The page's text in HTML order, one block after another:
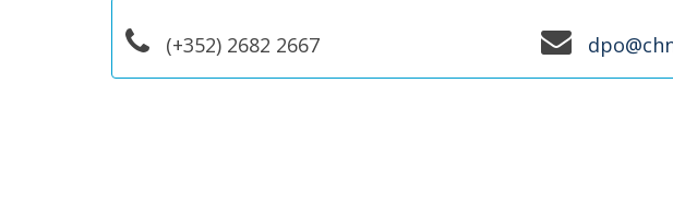
(+352) 2682 2667